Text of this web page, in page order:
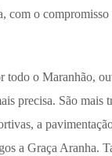
com o
todo o Maranhão,
precisa. São mais
a
a Graça Aranha.